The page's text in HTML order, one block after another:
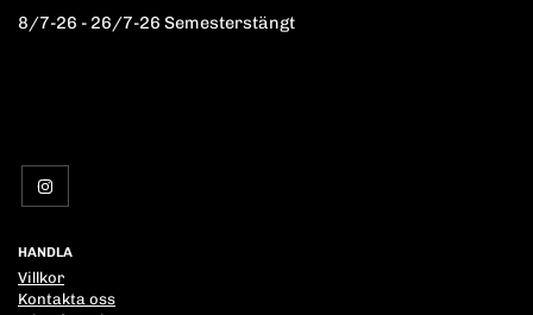
8/7-26 - 26/7-26 Semesterstängt
HANDLA
Villkor
Kontakta oss